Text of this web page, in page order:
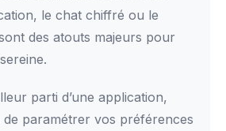
le chat chiffré ou le
des atouts majeurs pour
parti d’une application,
paramétrer vos préférences